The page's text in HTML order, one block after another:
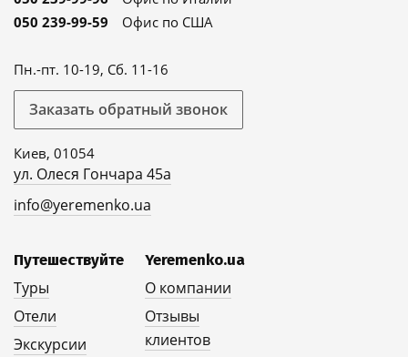
050 239-99-59
Офис по США
Пн.-пт. 10-19, Сб. 11-16
Заказать обратный звонок
Киев, 01054
ул. Олеся Гончара 45а
info@yeremenko.ua
Путешествуйте
Туры
Отели
Экскурсии
Yeremenko.ua
О компании
Отзывы
клиентов